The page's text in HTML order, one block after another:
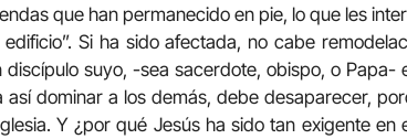
que han permanecido en pie, lo que les
Si ha sido afectada, no cabe
suyo, -sea sacerdote, obispo, o Papa-
dominar a los demás, debe desaparecer,
Y ¿por qué Jesús ha sido tan exigente en